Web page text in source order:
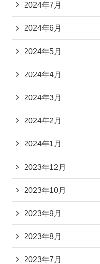
2024年7月
2024年6月
2024年5月
2024年4月
2024年3月
2024年2月
2024年1月
2023年12月
2023年10月
2023年9月
2023年8月
2023年7月